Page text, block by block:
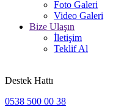
Foto Galeri
Video Galeri
Bize Ulaşın
İletişim
Teklif Al
Destek Hattı
0538 500 00 38